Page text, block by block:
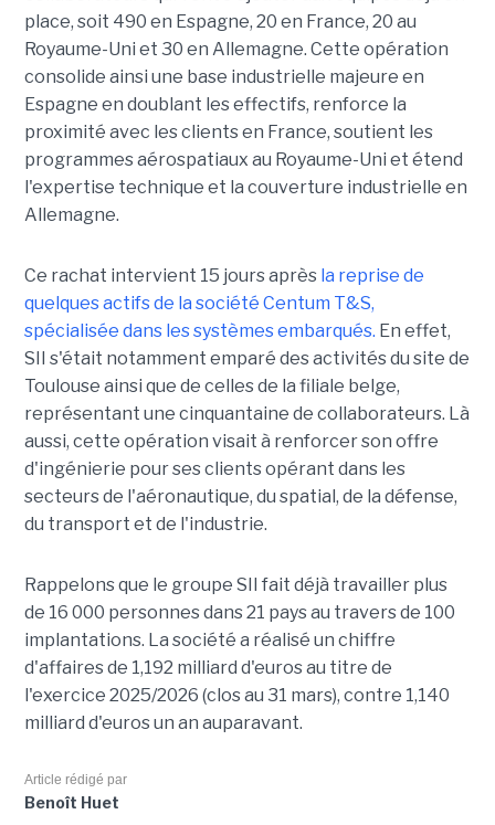
place, soit 490 en Espagne, 20 en France, 20 au
Royaume-Uni et 30 en Allemagne. Cette opération
consolide ainsi une base industrielle majeure en
Espagne en doublant les effectifs, renforce la
proximité avec les clients en France, soutient les
programmes aérospatiaux au Royaume-Uni et étend
l'expertise technique et la couverture industrielle en
Allemagne.
Ce rachat intervient 15 jours après la reprise de
quelques actifs de la société Centum T&S,
spécialisée dans les systèmes embarqués. En effet,
SII s'était notamment emparé des activités du site de
Toulouse ainsi que de celles de la filiale belge,
représentant une cinquantaine de collaborateurs. Là
aussi, cette opération visait à renforcer son offre
d'ingénierie pour ses clients opérant dans les
secteurs de l'aéronautique, du spatial, de la défense,
du transport et de l'industrie.
Rappelons que le groupe SII fait déjà travailler plus
de 16 000 personnes dans 21 pays au travers de 100
implantations. La société a réalisé un chiffre
d'affaires de 1,192 milliard d'euros au titre de
l'exercice 2025/2026 (clos au 31 mars), contre 1,140
milliard d'euros un an auparavant.
Article rédigé par
Benoît Huet